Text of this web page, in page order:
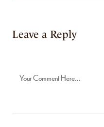
Leave a Reply